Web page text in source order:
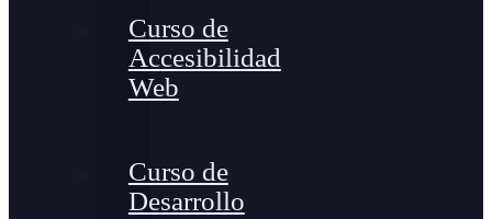
Curso de
Accesibilidad
Web
Curso de
Desarrollo